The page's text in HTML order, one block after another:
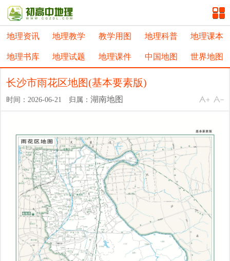
地理资讯 地理教学 教学用图 地理科普 地理课本
地理书库 地理试题 地理课件 中国地图 世界地图
长沙市雨花区地图(基本要素版)
时间：2026-06-21 归属：湖南地图